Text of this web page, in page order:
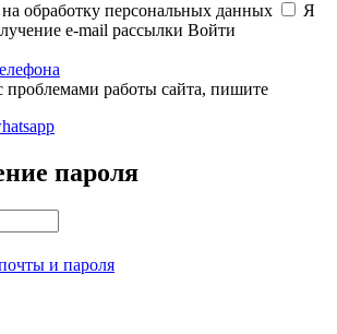
на обработку персональных данных
Я
e-mail рассылки Войти
проблемами работы сайта, пишите
пароля
и пароля